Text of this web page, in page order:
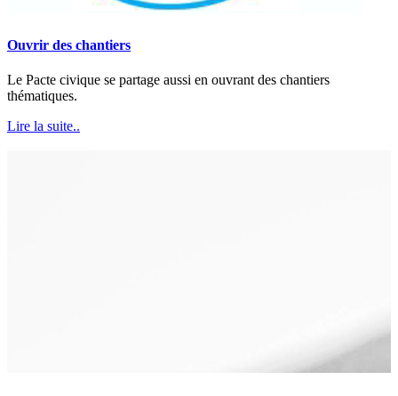
Ouvrir des chantiers
Le Pacte civique se partage aussi en ouvrant des chantiers
thématiques.
Lire la suite..